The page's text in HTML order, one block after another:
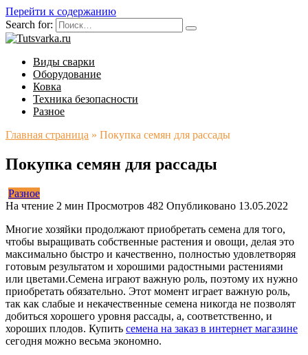
Перейти к содержанию
Search for:
Виды сварки
Оборудование
Ковка
Техника безопасности
Разное
Главная страница » Покупка семян для рассады
Покупка семян для рассады
Разное
На чтение 2 мин Просмотров 482 Опубликовано 13.05.2022
Многие хозяйки продолжают приобретать семена для того,
чтобы выращивать собственные растения и овощи, делая это
максимально быстро и качественно, полностью удовлетворяя
готовым результатом и хорошими радостными растениями
или цветами.Семена играют важную роль, поэтому их нужно
приобретать обязательно. Этот момент играет важную роль,
так как слабые и некачественные семена никогда не позволят
добиться хорошего уровня рассады, а, соответственно, и
хороших плодов. Купить семена на заказ в интернет магазине
сегодня можно весьма экономно.